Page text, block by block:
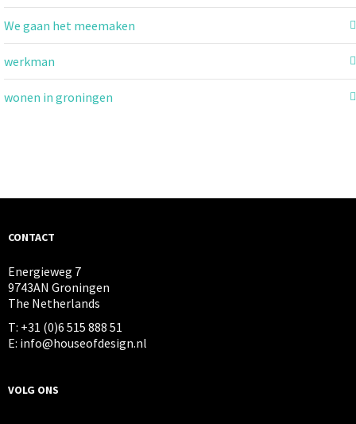
We gaan het meemaken
werkman
wonen in groningen
CONTACT
Energieweg 7
9743AN Groningen
The Netherlands
T: +31 (0)6 515 888 51
E: info@houseofdesign.nl
VOLG ONS